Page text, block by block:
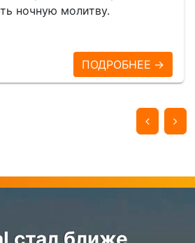
ночную молитву.
ПОДРОБНЕЕ →